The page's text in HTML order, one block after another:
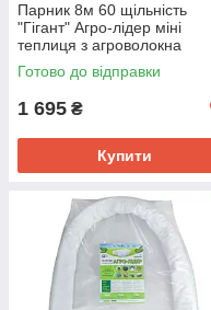
Парник 8м 60 щільність
"Гігант" Агро-лідер міні
теплиця з агроволокна
Готово до відправки
1 695 ₴
Купити